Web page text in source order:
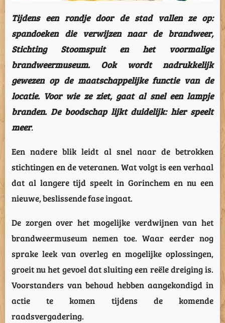
Tijdens een rondje door de stad vallen ze op:
spandoeken die verwijzen naar de brandweer,
Stichting Stoomspuit en het voormalige
brandweermuseum. Ook wordt nadrukkelijk
gewezen op de maatschappelijke functie van de
locatie. Voor wie ze ziet, gaat al snel een lampje
branden. De boodschap lijkt duidelijk: hier speelt
meer.
Een nadere blik leidt al snel naar de betrokken
stichtingen en de veteranen. Wat volgt is een verhaal
dat al langere tijd speelt in Gorinchemen nu een
nieuwe, beslissende fase ingaat.
De zorgen over het mogelijke verdwijnen van het
brandweermuseum nemen toe. Waar eerder nog
sprake leek van overleg en mogelijke oplossingen,
groeit nu het gevoel dat sluiting een reële dreiging is.
Voorstanders van behoud hebben aangekondigd in
actie te komen tijdens de komende
raadsvergadering.